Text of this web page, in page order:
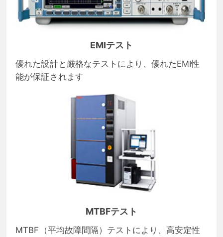
EMIテスト
優れた設計と厳格なテストにより、優れたEMI性
能が保証されます
MTBFテスト
MTBF（平均故障間隔）テストにより、高安定性